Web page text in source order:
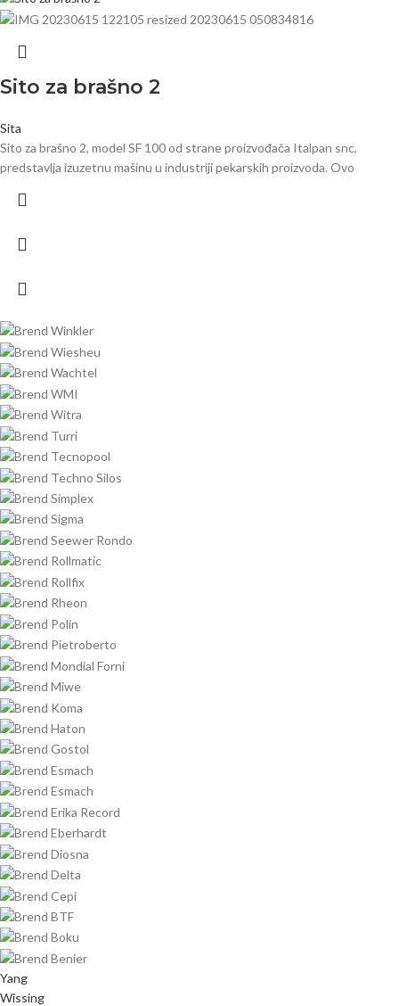
Sito za brašno 2
Sita
Sito za brašno 2, model SF 100 od strane proizvođača Italpan snc,
predstavlja izuzetnu mašinu u industriji pekarskih proizvoda. Ovo
Yang
Wissing